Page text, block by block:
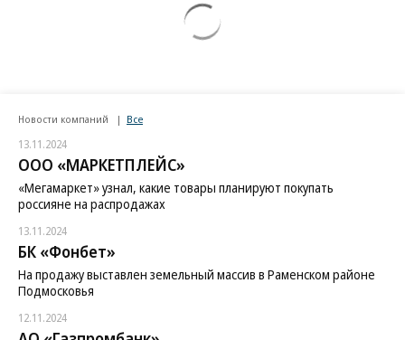
Новости компаний Все
13.11.2024
ООО «МАРКЕТПЛЕЙС»
«Мегамаркет» узнал, какие товары планируют покупать
россияне на распродажах
13.11.2024
БК «Фонбет»
На продажу выставлен земельный массив в Раменском районе
Подмосковья
12.11.2024